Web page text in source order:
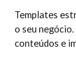
Templates
o seu
conteúdos e